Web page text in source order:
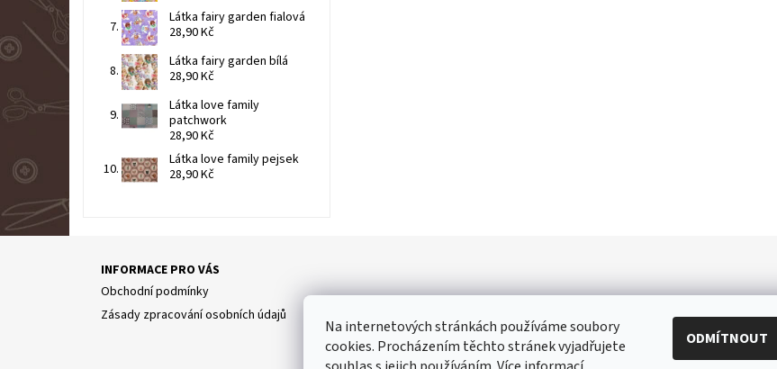
Látka fairy garden fialová
28,90 Kč
Látka fairy garden bílá
28,90 Kč
Látka love family
patchwork
28,90 Kč
Látka love family pejsek
28,90 Kč
INFORMACE PRO VÁS
Obchodní podmínky
Zásady zpracování osobních údajů
Partneři | Toaletní papír | Ubrousky | Práce na doma Swarovski šperky |
Na internetových stránkách používáme soubory
cookies. Procházením těchto stránek vyjadřujete
ODMÍTNOUT